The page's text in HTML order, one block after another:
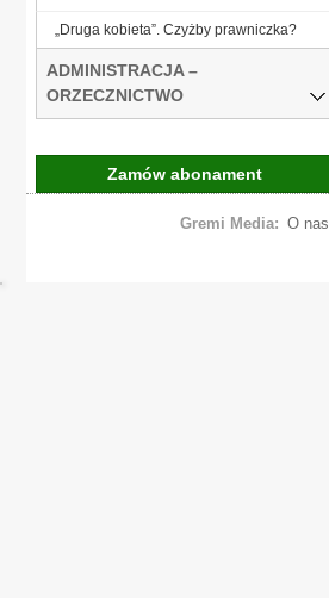
„Druga kobieta”. Czyżby prawniczka?
ADMINISTRACJA –
ORZECZNICTWO
Zamów abonament
Gremi Media: O nas